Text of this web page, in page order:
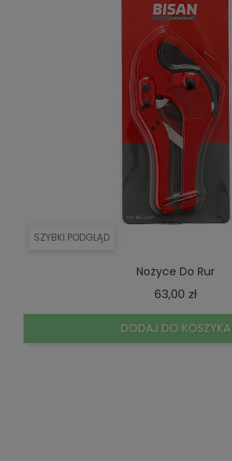
SZYBKI PODGLĄD
Nożyce Do Rur
63,00 złCena
DODAJ DO KOSZYKA